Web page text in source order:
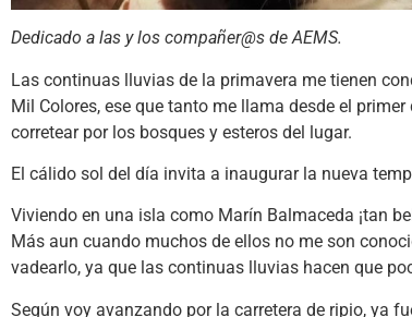
Dedicado a las y los compañer@s de AEMS.
Las continuas lluvias de la primavera me tienen
Mil Colores, ese que tanto me llama desde el
corretear por los bosques y esteros del lugar.
El cálido sol del día invita a inaugurar la nueva
Viviendo en una isla como Marín Balmaceda ¡tan
Más aun cuando muchos de ellos no me son
vadearlo, ya que las continuas lluvias hacen que
Según voy avanzando por la carretera de ripio, ya